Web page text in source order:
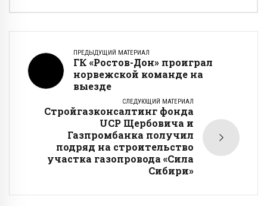
ПРЕДЫДУЩИЙ МАТЕРИАЛ
ГК «Ростов-Дон» проиграл
норвежской команде на
выезде
СЛЕДУЮЩИЙ МАТЕРИАЛ
Стройгазконсалтинг фонда
UCP Щербовича и
Газпромбанка получил
подряд на строительство
участка газопровода «Сила
Сибири»